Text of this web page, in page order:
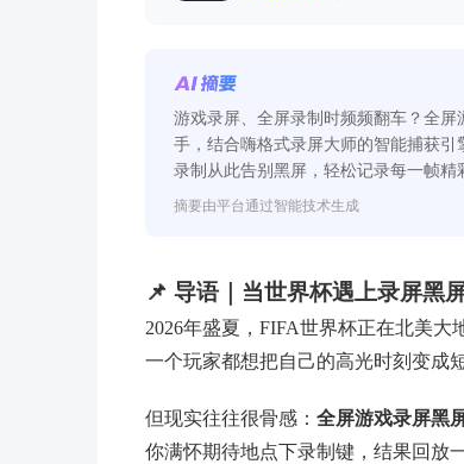
游戏录屏、全屏录制时频频翻车？全
手，结合嗨格式录屏大师的智能捕获
录制从此告别黑屏，轻松记录每一帧精
摘要由平台通过智能技术生成
📌 导语｜当世界杯遇上录屏黑
2026年盛夏，FIFA世界杯正在北美
一个玩家都想把自己的高光时刻变成
但现实往往很骨感： 全屏游戏录屏黑
你满怀期待地点下录制键，结果回放